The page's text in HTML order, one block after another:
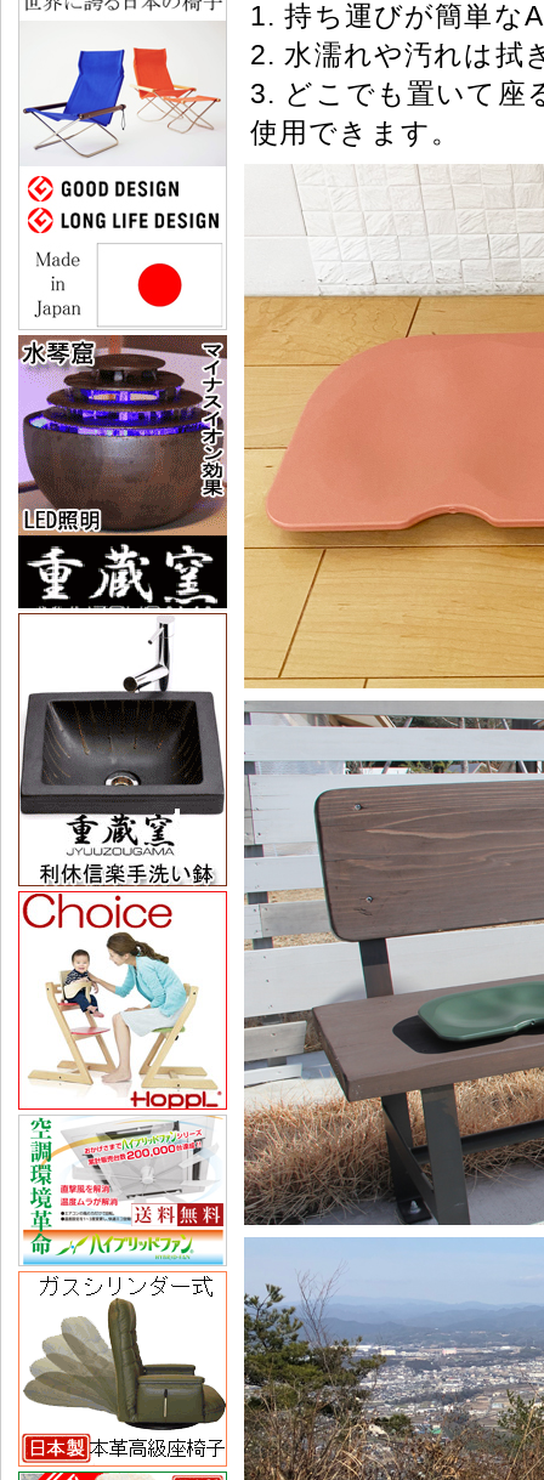
1. 持ち運びが簡単な
2. 水濡れや汚れは拭
3. どこでも置いて座
使用できます。